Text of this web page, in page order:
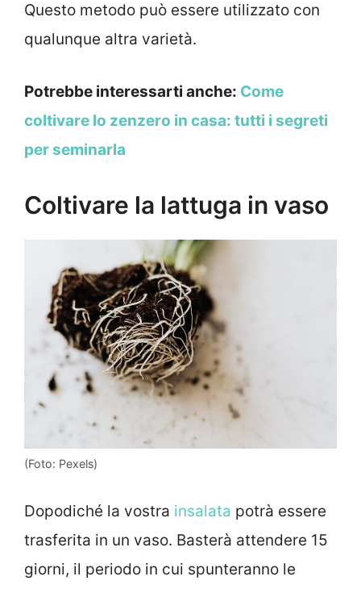
Questo metodo può essere utilizzato con
qualunque altra varietà.
Potrebbe interessarti anche: Come
coltivare lo zenzero in casa: tutti i segreti
per seminarla
Coltivare la lattuga in vaso
(Foto: Pexels)
Dopodiché la vostra insalata potrà essere
trasferita in un vaso. Basterà attendere 15
giorni, il periodo in cui spunteranno le